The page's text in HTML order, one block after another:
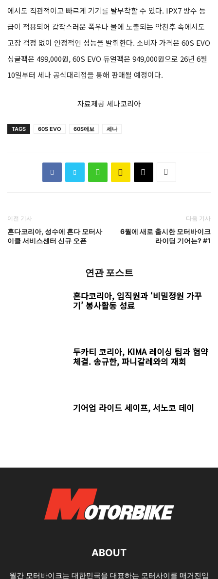
에서도 직관적이고 빠르게 기기를 탈부착할 수 있다. IPX7 방수 등
급이 적용되어 갑작스러운 폭우나 물에 노출되는 악천후 속에서도
고장 걱정 없이 안정적인 성능을 발휘한다. 소비자 가격은 60S EVO
싱글팩은 499,000원, 60S EVO 듀얼팩은 949,000원으로 26년 6월
10일부터 세나 공식대리점을 통해 판매될 예정이다.
자료제공 세나코리아
TAGS 60S EVO 60S에보 세나
이전 기사
혼다코리아, 성수에 혼다 모터사
이클 서비스센터 신규 오픈
다음 기사
6월에 새로 출시한 모터바이크
라이딩 기어는? #1
연관 포스트
혼다코리아, 임직원과 ‘비밀정원 가꾸
기’ 봉사활동 성료
두카티 코리아, KIMA 레이싱 팀과 협약
체결. 송규한, 파니갈레와의 재회
기어업 라이드 세이프, 서노코 데이
ABOUT
월간 모터바이크는 대한민국을 대표하는 모터사이클 매거진입